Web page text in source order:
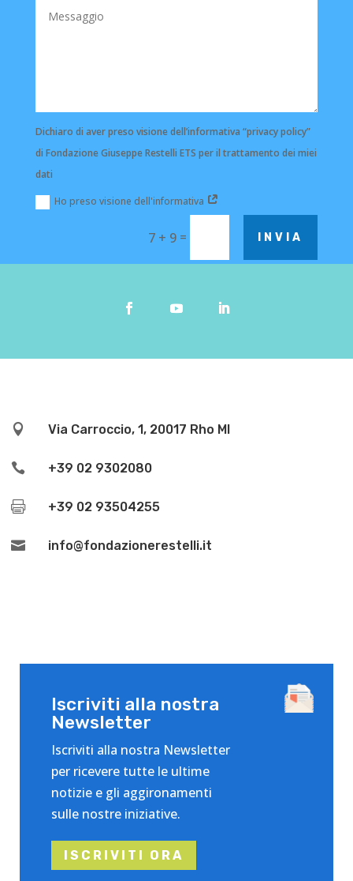
Dichiaro di aver preso visione dell’informativa “privacy policy”
di Fondazione Giuseppe Restelli ETS per il trattamento dei miei
dati
Ho preso visione dell'informativa
7 + 9 = INVIA
 Via Carroccio, 1, 20017 Rho MI
 +39 02 9302080
 +39 02 93504255
 info@fondazionerestelli.it
Iscriviti alla nostra
Newsletter
Iscriviti alla nostra Newsletter
per ricevere tutte le ultime
notizie e gli aggironamenti
sulle nostre iniziative.
ISCRIVITI ORA